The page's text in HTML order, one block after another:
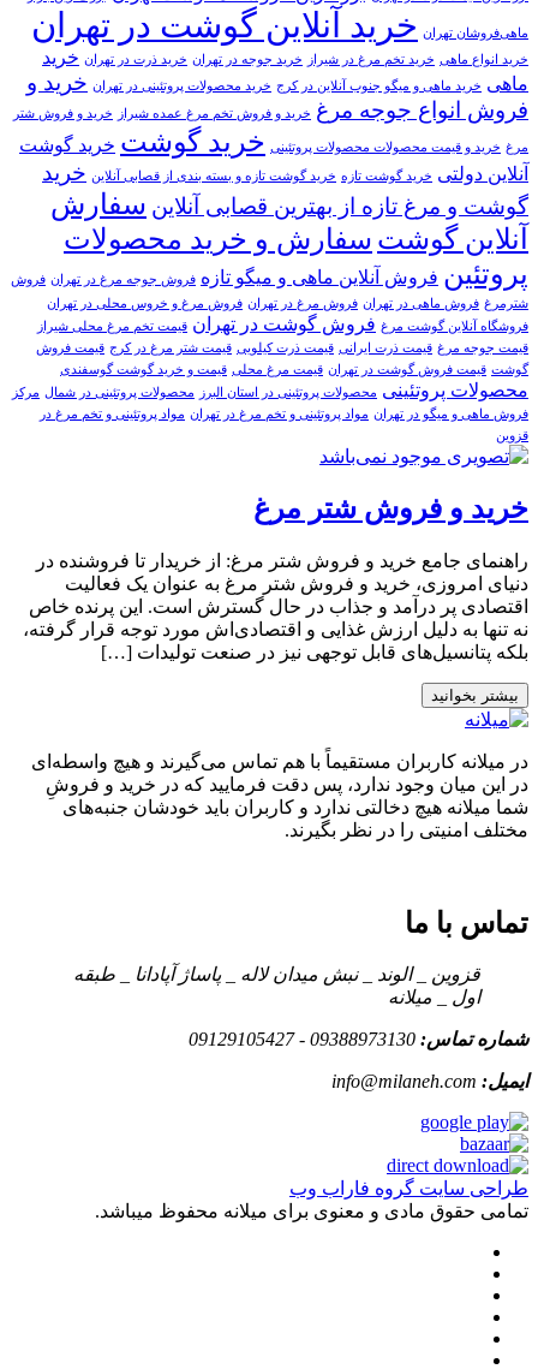
ماهی‌فروشان تهران خرید آنلاین گوشت در تهران
خرید انواع ماهی خرید تخم مرغ در شیراز خرید جوجه در تهران خرید ذرت در تهران خرید
ماهی خرید ماهی و میگو جنوب آنلاین در کرج خرید محصولات پروتئینی در تهران خرید و
فروش انواع جوجه مرغ خرید و فروش تخم مرغ عمده شیراز خرید و فروش شتر
مرغ خرید و قیمت محصولات محصولات پروتئینی خرید گوشت خرید گوشت
آنلاین دولتی خرید گوشت تازه خرید گوشت تازه و بسته بندی از قصابی آنلاین خرید
گوشت و مرغ تازه از بهترین قصابی آنلاین سفارش
آنلاین گوشت سفارش و خرید محصولات
پروتئین فروش آنلاین ماهی و میگو تازه فروش جوجه مرغ در تهران فروش
شترمرغ فروش ماهی در تهران فروش مرغ در تهران فروش مرغ و خروس محلی در تهران
فروشگاه آنلاین گوشت مرغ فروش گوشت در تهران قیمت تخم مرغ محلی شیراز
قیمت جوجه مرغ قیمت ذرت ایرانی قیمت ذرت کیلویی قیمت شتر مرغ در کرج قیمت فروش
گوشت قیمت فروش گوشت در تهران قیمت مرغ محلی قیمت و خرید گوشت گوسفندی
محصولات پروتئینی محصولات پروتئینی در استان البرز محصولات پروتئینی در شمال مرکز
فروش ماهی و میگو در تهران مواد پروتئینی و تخم مرغ در تهران مواد پروتئینی و تخم مرغ در
قزوین
خرید و فروش شتر مرغ
راهنمای جامع خرید و فروش شتر مرغ: از خریدار تا فروشنده در
دنیای امروزی، خرید و فروش شتر مرغ به عنوان یک فعالیت
اقتصادی پر درآمد و جذاب در حال گسترش است. این پرنده خاص
نه تنها به دلیل ارزش غذایی و اقتصادی‌اش مورد توجه قرار گرفته،
بلکه پتانسیل‌های قابل توجهی نیز در صنعت تولیدات […]
بیشتر بخوانید
در میلانه کاربران مستقیماً با هم تماس می‌گیرند و هیچ واسطه‌ای
در این میان وجود ندارد، پس دقت فرمایید که در خرید و فروشِ
شما میلانه هیچ دخالتی ندارد و کاربران باید خودشان جنبه‌های
مختلف امنیتی را در نظر بگیرند.
تماس با ما
قزوین _ الوند _ نبش میدان لاله _ پاساژ آپادانا _ طبقه
اول _ میلانه
شماره تماس: 09388973130 - 09129105427
ایمیل: info@milaneh.com
طراحی سایت گروه فاراب وب
تمامی حقوق مادی و معنوی برای میلانه محفوظ میباشد.